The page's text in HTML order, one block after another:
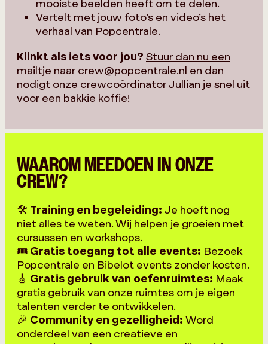
mooiste beelden heeft om te delen.
Vertelt met jouw foto’s en video’s het
verhaal van Popcentrale.
Klinkt als iets voor jou? Stuur dan nu een
mailtje naar crew@popcentrale.nl en dan
nodigt onze crewcoördinator Jullian je snel uit
voor een bakkie koffie!
WAAROM MEEDOEN IN ONZE
CREW?
🛠️ Training en begeleiding: Je hoeft nog
niet alles te weten. Wij helpen je groeien met
cursussen en workshops.
🎟️ Gratis toegang tot alle events: Bezoek
Popcentrale en Bibelot events zonder kosten.
🎸 Gratis gebruik van oefenruimtes: Maak
gratis gebruik van onze ruimtes om je eigen
talenten verder te ontwikkelen.
🎉 Community en gezelligheid: Word
onderdeel van een creatieve en